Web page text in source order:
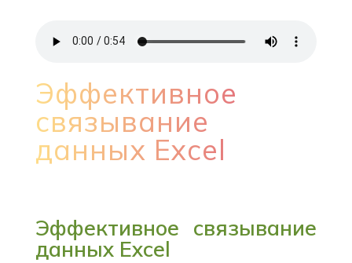
Эффективное
связывание
данных Excel
Эффективное связывание
данных Excel